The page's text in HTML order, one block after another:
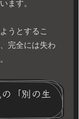
ます。
うとするこ
完全には失わ
「別の生